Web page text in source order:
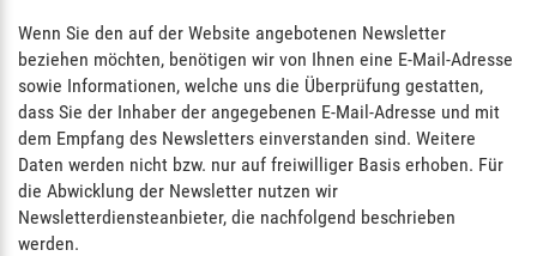
Wenn Sie den auf der Website angebotenen Newsletter
beziehen möchten, benötigen wir von Ihnen eine E-Mail-Adresse
sowie Informationen, welche uns die Überprüfung gestatten,
dass Sie der Inhaber der angegebenen E-Mail-Adresse und mit
dem Empfang des Newsletters einverstanden sind. Weitere
Daten werden nicht bzw. nur auf freiwilliger Basis erhoben. Für
die Abwicklung der Newsletter nutzen wir
Newsletterdiensteanbieter, die nachfolgend beschrieben
werden.